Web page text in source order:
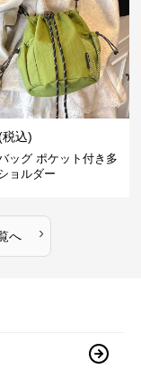
税込)
ッグ ポケット付き多
ョルダー
へ ›